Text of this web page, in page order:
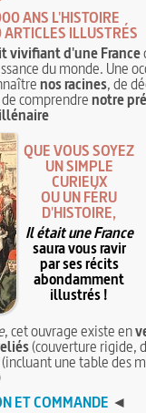
ANS L'HISTOIRE
ILLUSTRÉS
vivifiant d'une France
du monde. Une
nos racines, de
de comprendrenotre
QUE VOUS SOYEZ
UN SIMPLE
CURIEUX
OU UN FÉRU
D'HISTOIRE,
Il était une France
saura vous ravir
par ses récits
abondamment
illustrés !
, cet ouvrage existe en
(couverture rigide,
(incluant une table des
ET COMMANDE ◄